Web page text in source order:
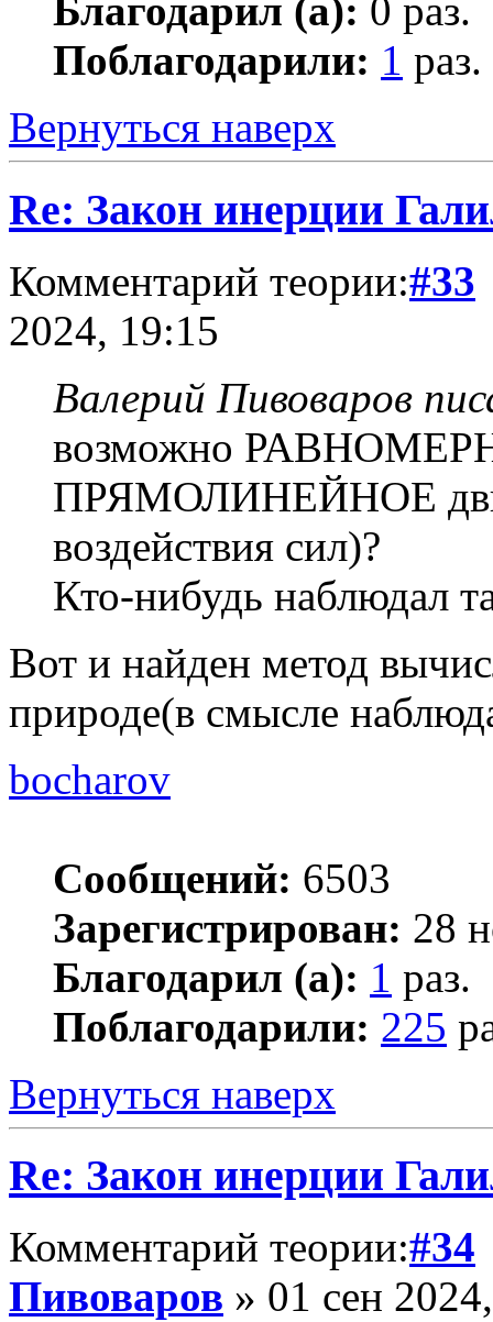
Благодарил (а): 0 раз.
Поблагодарили: 1 раз.
Вернуться наверх
Re: Закон инерции
Комментарий теории:#33
2024, 19:15
Валерий Пивоваров
возможно
ПРЯМОЛИНЕЙНОЕ
воздействия сил)?
Кто-нибудь наблюдал
Вот и найден метод
природе(в смысле
bocharov
Сообщений: 6503
Зарегистрирован: 28
Благодарил (а): 1 раз.
Поблагодарили: 225
Вернуться наверх
Re: Закон инерции
Комментарий теории:#34
Пивоваров » 01 сен